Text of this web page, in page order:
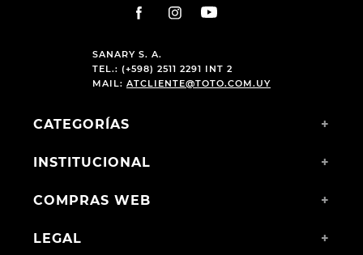
SANARY S. A.
TEL.: (+598) 2511 2291 INT 2
MAIL: ATCLIENTE@TOTO.COM.UY
CATEGORÍAS +
INSTITUCIONAL +
COMPRAS WEB +
LEGAL +